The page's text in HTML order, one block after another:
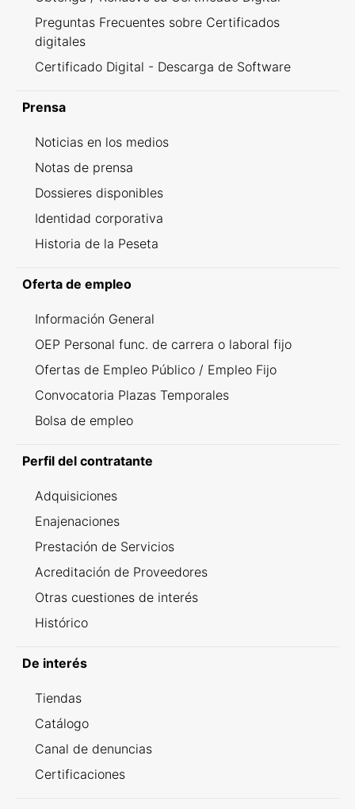
Preguntas Frecuentes sobre Certificados
digitales
Certificado Digital - Descarga de Software
Prensa
Noticias en los medios
Notas de prensa
Dossieres disponibles
Identidad corporativa
Historia de la Peseta
Oferta de empleo
Información General
OEP Personal func. de carrera o laboral fijo
Ofertas de Empleo Público / Empleo Fijo
Convocatoria Plazas Temporales
Bolsa de empleo
Perfil del contratante
Adquisiciones
Enajenaciones
Prestación de Servicios
Acreditación de Proveedores
Otras cuestiones de interés
Histórico
De interés
Tiendas
Catálogo
Canal de denuncias
Certificaciones